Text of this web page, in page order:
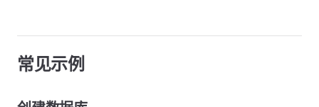
常见示例